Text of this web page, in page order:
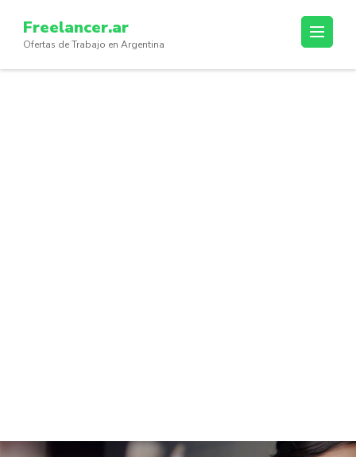
content
(Press
Freelancer.ar
Ofertas de Trabajo en Argentina